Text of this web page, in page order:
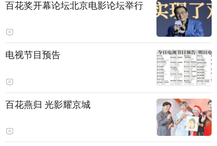
百花奖开幕论坛北京电影论坛举行
电视节目预告
百花燕归 光影耀京城